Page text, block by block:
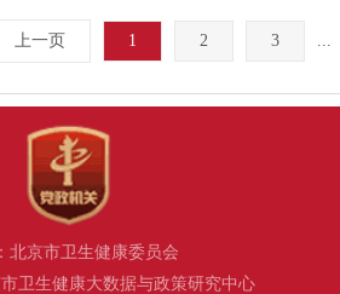
上一页 1 2 3
北京市卫生健康委员会
卫生健康大数据与政策研究中心